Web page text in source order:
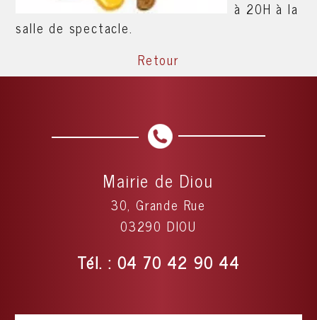
à 20H à la
salle de spectacle.
Retour
Mairie de Diou
30, Grande Rue
03290 DIOU
Tél. : 04 70 42 90 44